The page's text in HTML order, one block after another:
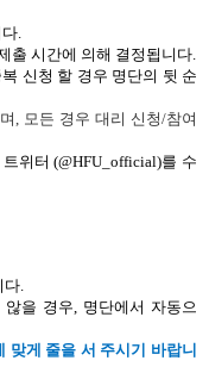
.
출 시간에 의해 결정됩니다.
복 신청 할 경우 명단의 뒷 순
, 모든 경우 대리 신청/참여
트위터 (@HFU_official)를 수
다.
않을 경우, 명단에서 자동으
맞게 줄을 서 주시기
바랍니